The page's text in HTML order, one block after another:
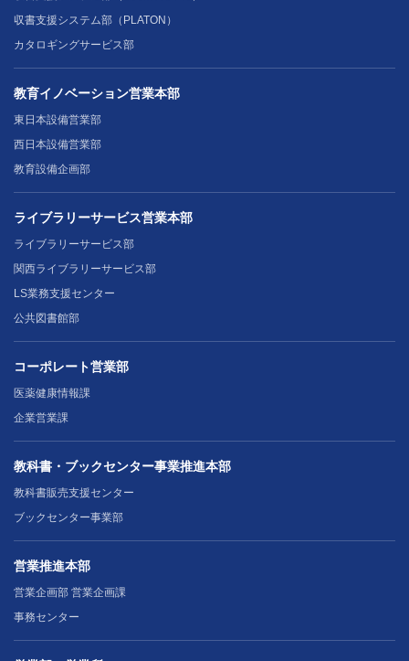
収書支援システム部（PLATON）
カタロギングサービス部
教育イノベーション営業本部
東日本設備営業部
西日本設備営業部
教育設備企画部
ライブラリーサービス営業本部
ライブラリーサービス部
関西ライブラリーサービス部
LS業務支援センター
公共図書館部
コーポレート営業部
医薬健康情報課
企業営業課
教科書・ブックセンター事業推進本部
教科書販売支援センター
ブックセンター事業部
営業推進本部
営業企画部 営業企画課
事務センター